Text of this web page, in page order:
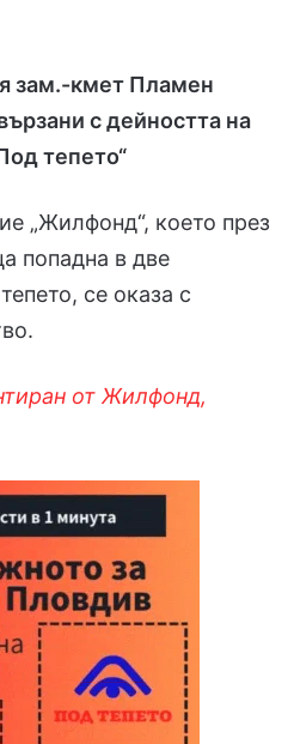
зам.-кмет Пламен
с дейността на
тепето“
„Жилфонд“, което през
попадна в две
се оказа с
от Жилфонд,